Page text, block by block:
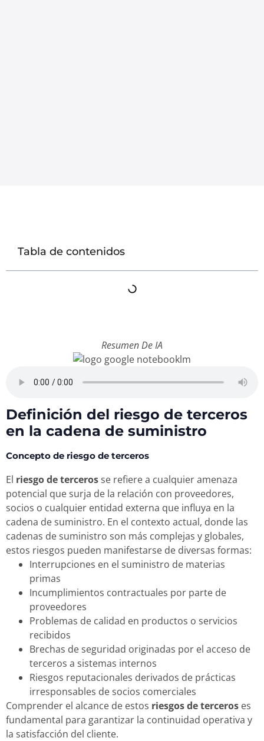
Tabla de contenidos
Resumen De IA
Definición del riesgo de terceros
en la cadena de suministro
Concepto de riesgo de terceros
El riesgo de tercerosse refiere a cualquier amenaza
potencial que surja de la relación con proveedores,
socios o cualquier entidad externa que influya en la
cadena de suministro. En el contexto actual, donde las
cadenas de suministro son más complejas y globales,
estos riesgos pueden manifestarse de diversas formas:
Interrupciones en el suministro de materias
primas
Incumplimientos contractuales por parte de
proveedores
Problemas de calidad en productos o servicios
recibidos
Brechas de seguridad originadas por el acceso de
terceros a sistemas internos
Riesgos reputacionales derivados de prácticas
irresponsables de socios comerciales
Comprender el alcance de estos riesgos de terceros es
fundamental para garantizar la continuidad operativa y
la satisfacción del cliente.